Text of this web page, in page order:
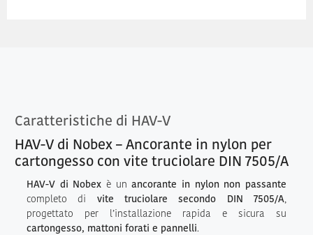
Caratteristiche di HAV-V
HAV-V di Nobex – Ancorante in nylon per
cartongesso con vite truciolare DIN 7505/A
HAV-V di Nobex è unancorante in nylon non passante
completo di vite truciolare secondo DIN 7505/A,
progettato per l’installazione rapida e sicura su
cartongesso, mattoni forati e pannelli.